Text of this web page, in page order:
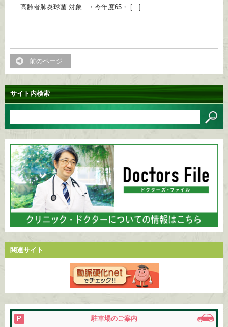
高齢者肺炎球菌 対象 ・今年度65・ […]
前のページ
サイト内検索
関連サイト
駐車場のご案内